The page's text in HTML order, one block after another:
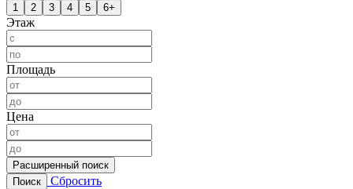
1 2 3 4 5 6+
Этаж
Площадь
Цена
Расширенный поиск
Поиск
Сбросить